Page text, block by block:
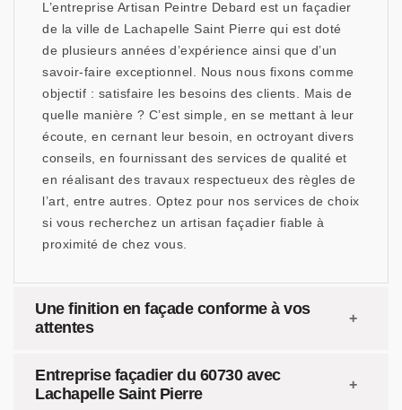
L’entreprise Artisan Peintre Debard est un façadier
de la ville de Lachapelle Saint Pierre qui est doté
de plusieurs années d’expérience ainsi que d’un
savoir-faire exceptionnel. Nous nous fixons comme
objectif : satisfaire les besoins des clients. Mais de
quelle manière ? C’est simple, en se mettant à leur
écoute, en cernant leur besoin, en octroyant divers
conseils, en fournissant des services de qualité et
en réalisant des travaux respectueux des règles de
l’art, entre autres. Optez pour nos services de choix
si vous recherchez un artisan façadier fiable à
proximité de chez vous.
Une finition en façade conforme à vos
attentes
Entreprise façadier du 60730 avec
Lachapelle Saint Pierre